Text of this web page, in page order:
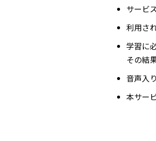
サービ
利用さ
学習に
その結
音声入
本サー